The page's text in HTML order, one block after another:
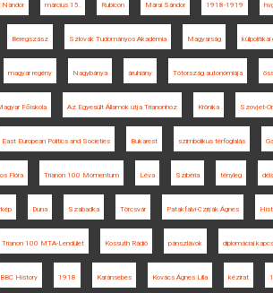
Nándor március 15. Rubicon Márai Sándor 1918-1919
Beregszász Szlovák Tudományos Akadémia Magyarság külpolitikai
magyar regény Nagybánya áruhiány Tótország autonómiája
Főiskola Az Egyesült Államok útja Trianonhoz Krónika Szovjet-
East European Politics and Societies Bukarest szimbolikus térfoglalás
Flóra Trianon 100 Momentum Léva Szibéria tényleg
Duna Szabadka Törcsvár Patakfalvi-Czirják Ágnes
Trianon 100 MTA-Lendület Kossuth Rádió pánszlávok diplomáciai
BBC History 1918 Karánsebes Kovács Ágnes Lilla kézirat